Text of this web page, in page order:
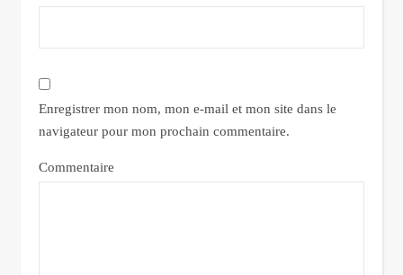
Enregistrer mon nom, mon e-mail et mon site dans le
navigateur pour mon prochain commentaire.
Commentaire